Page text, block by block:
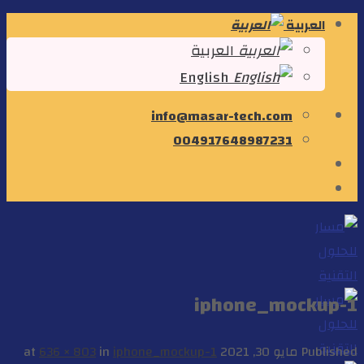
Skip العربية
العربية
English
info@masar-tech.com
004917648987231
iphone_mockup-1
Published مايو 30, 2021 636 × 803iniphone_mockup-1